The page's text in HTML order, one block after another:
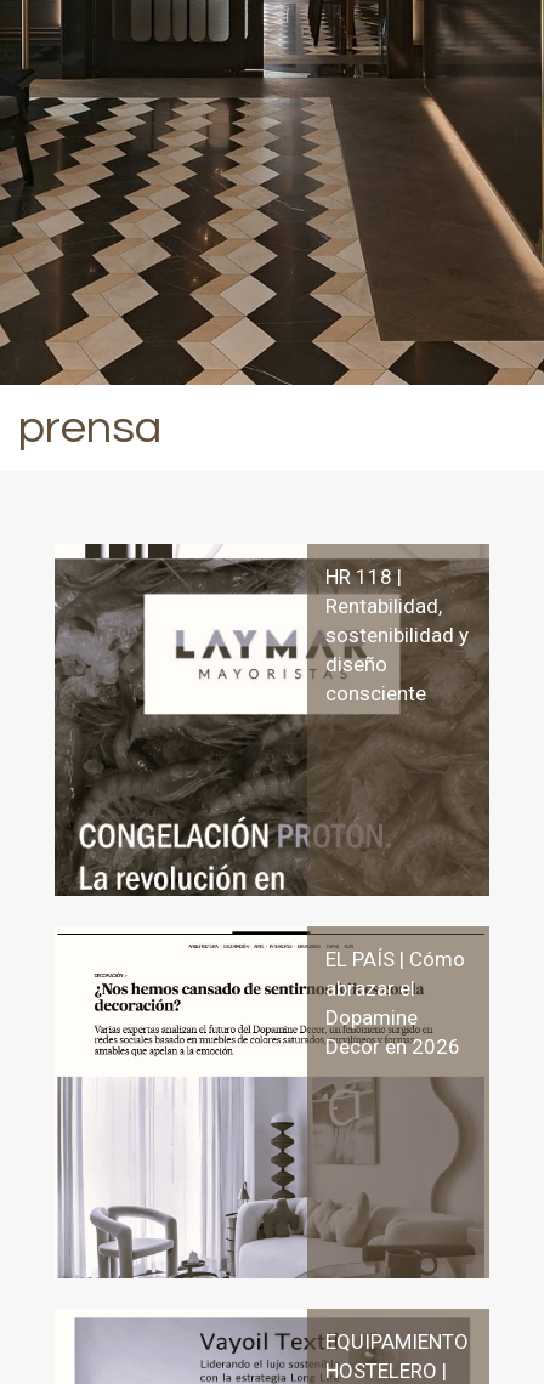
prensa
HR 118 |
Rentabilidad,
sostenibilidad y
diseño
consciente
EL PAÍS | Cómo
abrazar el
Dopamine
Decor en 2026
EQUIPAMIENTO
HOSTELERO |